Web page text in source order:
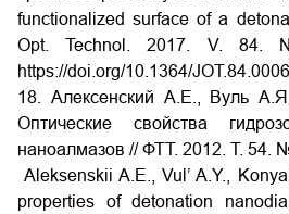
functionalized surface of a
Opt. Technol. 2017. V.
https://doi.org/10.1364/
18. Алексенский А.Е., Вуль
Оптические свойства
наноалмазов // ФТТ. 2012. Т. 54.
Aleksenskii A.E., Vul’ A.Y.,
properties of detonation